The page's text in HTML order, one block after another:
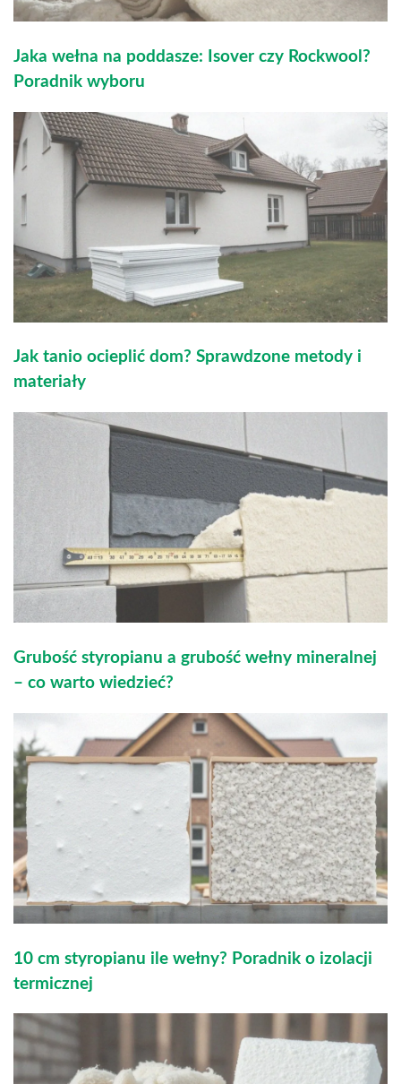
Jaka wełna na poddasze: Isover czy Rockwool?
Poradnik wyboru
Jak tanio ocieplić dom? Sprawdzone metody i
materiały
Grubość styropianu a grubość wełny mineralnej
– co warto wiedzieć?
10 cm styropianu ile wełny? Poradnik o izolacji
termicznej